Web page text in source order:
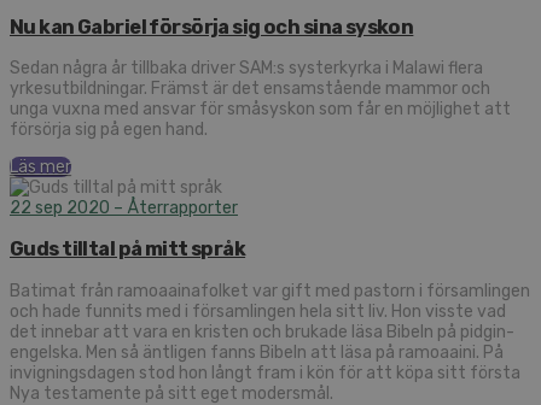
Nu kan Gabriel försörja sig och sina syskon
Sedan några år tillbaka driver SAM:s systerkyrka i Malawi flera
yrkesutbildningar. Främst är det ensamstående mammor och
unga vuxna med ansvar för småsyskon som får en möjlighet att
försörja sig på egen hand.
Läs mer
22 sep 2020 – Återrapporter
Guds tilltal på mitt språk
Batimat från ramoaainafolket var gift med pastorn i församlingen
och hade funnits med i församlingen hela sitt liv. Hon visste vad
det innebar att vara en kristen och brukade läsa Bibeln på pidgin-
engelska. Men så äntligen fanns Bibeln att läsa på ramoaaini. På
invigningsdagen stod hon långt fram i kön för att köpa sitt första
Nya testamente på sitt eget modersmål.